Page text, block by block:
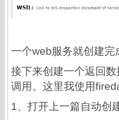
一个web服务就创建完
接下来创建一个返回
调用。这里我使用
1、打开上一篇自动创